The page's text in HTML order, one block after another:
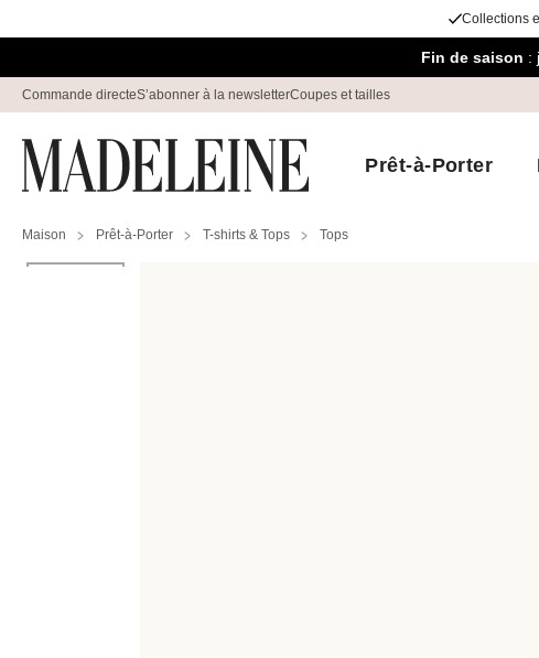
Collections
Fin de saison :
Commande directeS’abonner à la newsletterCoupes et tailles
Prêt-à-Porter
Maison Prêt-à-Porter T-shirts & Tops Tops